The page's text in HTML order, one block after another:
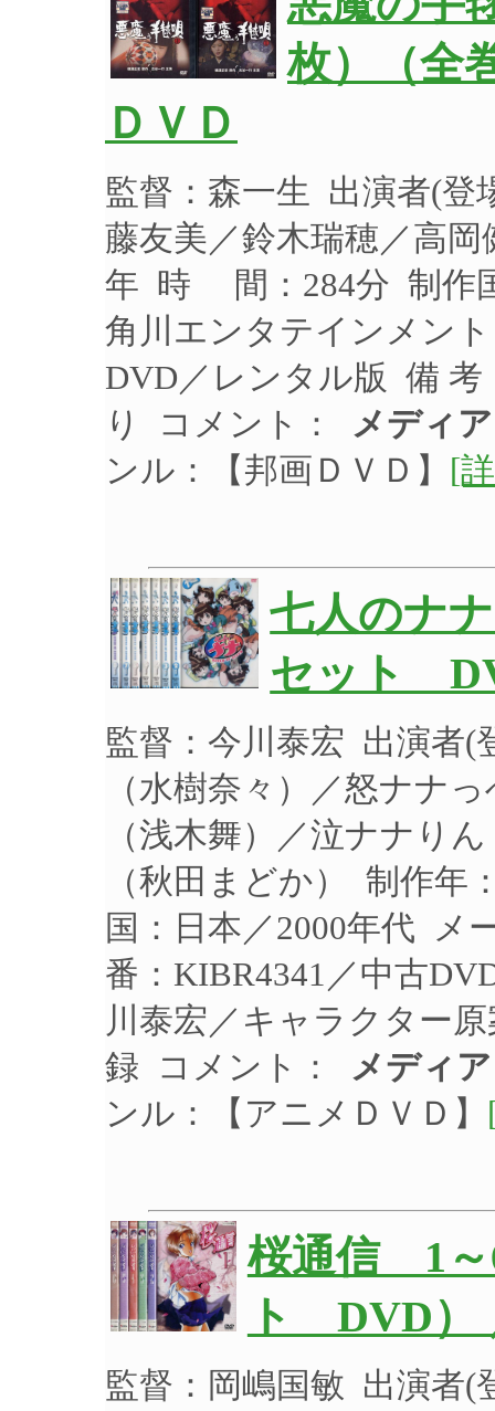
枚）（全
ＤＶＤ
監督：森一生 出演者(登
藤友美／鈴木瑞穂／高
年 時 間：284分 制作
角川エンタテインメン
DVD／レンタル版 備 考
り コメント：
メディ
ンル：【邦画ＤＶＤ】 [
七人のナ
セット
監督：今川泰宏 出演者(
（水樹奈々）／怒ナナ
（浅木舞）／泣ナナり
（秋田まどか） 制作
国：日本／2000年代
番：KIBR4341／中古
川泰宏／キャラクター
録 コメント：
メディ
ンル：【アニメＤＶＤ】
桜通信 1～
ト DVD）
監督：岡嶋国敏 出演者(